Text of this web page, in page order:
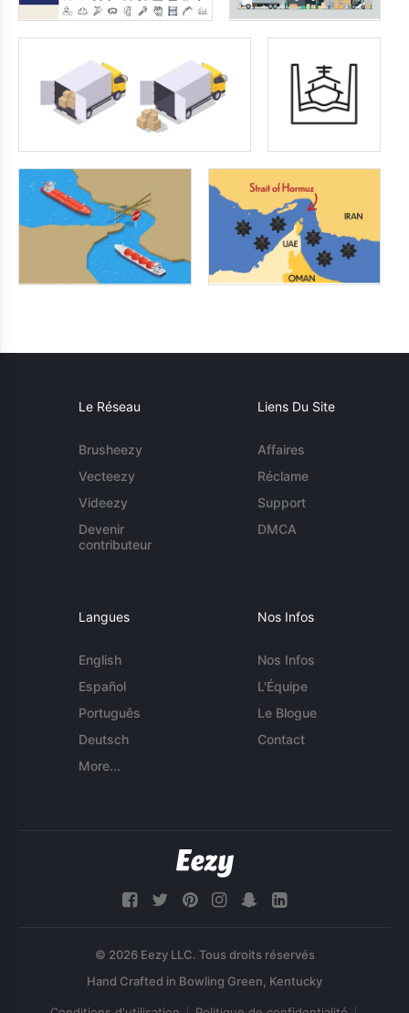
Le Réseau
Brusheezy
Vecteezy
Videezy
Devenir
contributeur
Liens Du Site
Affaires
Réclame
Support
DMCA
Langues
English
Español
Português
Deutsch
More...
Nos Infos
Nos Infos
L'Équipe
Le Blogue
Contact
© 2026 Eezy LLC. Tous droits réservés